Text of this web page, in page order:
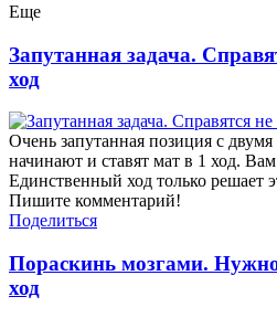
Еще
Запутанная задача.
ход
Очень запутанная позиция с
начинают и ставят мат в 1 ход.
Единственный ход только решает
Пишите комментарий!
Поделиться
Пораскинь мозгами. Нужно
ход